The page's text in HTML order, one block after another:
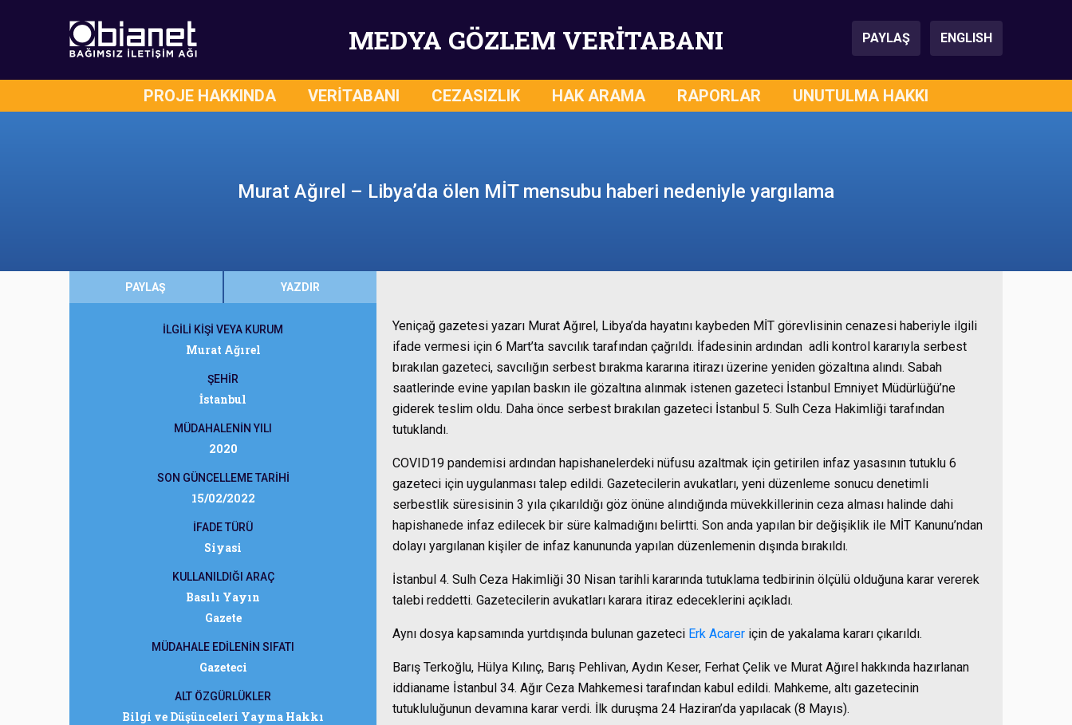
MEDYA GÖZLEM VERİTABANI PAYLAŞ ENGLISH
PROJE HAKKINDA VERİTABANI CEZASIZLIK HAK ARAMA RAPORLAR UNUTULMA HAKKI
Murat Ağırel – Libya’da ölen MİT mensubu haberi nedeniyle yargılama
PAYLAŞ YAZDIR
İLGİLİ KİŞİ VEYA KURUM
Murat Ağırel
ŞEHİR
İstanbul
MÜDAHALENİN YILI
2020
SON GÜNCELLEME TARİHİ
15/02/2022
İFADE TÜRÜ
Siyasi
KULLANILDIĞI ARAÇ
Basılı Yayın
Gazete
MÜDAHALE EDİLENİN SIFATI
Gazeteci
ALT ÖZGÜRLÜKLER
Bilgi ve Düşünceleri Yayma Hakkı
Yeniçağ gazetesi yazarı Murat Ağırel, Libya’da hayatını kaybeden MİT görevlisinin cenazesi haberiyle ilgili
ifade vermesi için 6 Mart’ta savcılık tarafından çağrıldı. İfadesinin ardından adli kontrol kararıyla serbest
bırakılan gazeteci, savcılığın serbest bırakma kararına itirazı üzerine yeniden gözaltına alındı. Sabah
saatlerinde evine yapılan baskın ile gözaltına alınmak istenen gazeteci İstanbul Emniyet Müdürlüğü’ne
giderek teslim oldu. Daha önce serbest bırakılan gazeteci İstanbul 5. Sulh Ceza Hakimliği tarafından
tutuklandı.
COVID19 pandemisi ardından hapishanelerdeki nüfusu azaltmak için getirilen infaz yasasının tutuklu 6
gazeteci için uygulanması talep edildi. Gazetecilerin avukatları, yeni düzenleme sonucu denetimli
serbestlik süresisinin 3 yıla çıkarıldığı göz önüne alındığında müvekkillerinin ceza alması halinde dahi
hapishanede infaz edilecek bir süre kalmadığını belirtti. Son anda yapılan bir değişiklik ile MİT Kanunu’ndan
dolayı yargılanan kişiler de infaz kanununda yapılan düzenlemenin dışında bırakıldı.
İstanbul 4. Sulh Ceza Hakimliği 30 Nisan tarihli kararında tutuklama tedbirinin ölçülü olduğuna karar vererek
talebi reddetti. Gazetecilerin avukatları karara itiraz edeceklerini açıkladı.
Aynı dosya kapsamında yurtdışında bulunan gazeteci Erk Acarer için de yakalama kararı çıkarıldı.
Barış Terkoğlu, Hülya Kılınç, Barış Pehlivan, Aydın Keser, Ferhat Çelik ve Murat Ağırel hakkında hazırlanan
iddianame İstanbul 34. Ağır Ceza Mahkemesi tarafından kabul edildi. Mahkeme, altı gazetecinin
tutukluluğunun devamına karar verdi. İlk duruşma 24 Haziran’da yapılacak (8 Mayıs).